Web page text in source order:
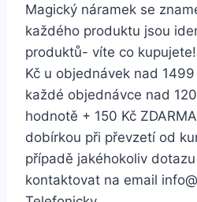
Magický náramek se
každého produktu jsou
produktů- víte co
Kč u objednávek nad 1499
každé objednávce nad
hodnotě + 150 Kč
dobírkou při převzetí od
případě jakéhokoliv
kontaktovat na email